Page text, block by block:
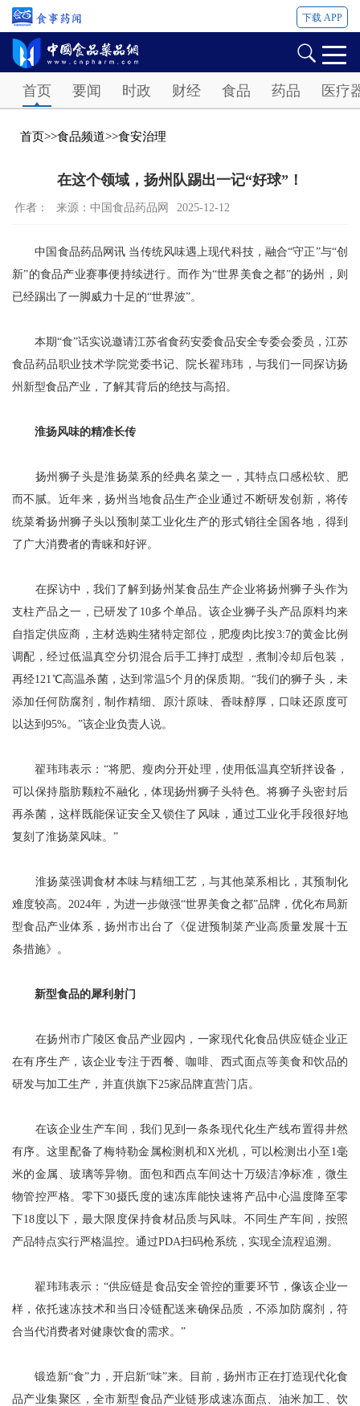
下载 APP
首页 要闻 时政 财经 食品 药品 医疗
首页>>食品频道>>食安治理
在这个领域，扬州队踢出一记“好球”！
作者： 来源：中国食品药品网 2025-12-12
中国食品药品网讯 当传统风味遇上现代科技，融合“守正”与“创
新”的食品产业赛事便持续进行。而作为“世界美食之都”的扬州，则
已经踢出了一脚威力十足的“世界波”。
本期“食”话实说邀请江苏省食药安委食品安全专委会委员，江苏
食品药品职业技术学院党委书记、院长翟玮玮，与我们一同探访扬
州新型食品产业，了解其背后的绝技与高招。
淮扬风味的精准长传
扬州狮子头是淮扬菜系的经典名菜之一，其特点口感松软、肥
而不腻。近年来，扬州当地食品生产企业通过不断研发创新，将传
统菜肴扬州狮子头以预制菜工业化生产的形式销往全国各地，得到
了广大消费者的青睐和好评。
在探访中，我们了解到扬州某食品生产企业将扬州狮子头作为
支柱产品之一，已研发了10多个单品。该企业狮子头产品原料均来
自指定供应商，主材选购生猪特定部位，肥瘦肉比按3:7的黄金比例
调配，经过低温真空分切混合后手工摔打成型，煮制冷却后包装，
再经121℃高温杀菌，达到常温5个月的保质期。“我们的狮子头，未
添加任何防腐剂，制作精细、原汁原味、香味醇厚，口味还原度可
以达到95%。”该企业负责人说。
翟玮玮表示：“将肥、瘦肉分开处理，使用低温真空斩拌设备，
可以保持脂肪颗粒不融化，体现扬州狮子头特色。将狮子头密封后
再杀菌，这样既能保证安全又锁住了风味，通过工业化手段很好地
复刻了淮扬菜风味。”
淮扬菜强调食材本味与精细工艺，与其他菜系相比，其预制化
难度较高。2024年，为进一步做强“世界美食之都”品牌，优化布局新
型食品产业体系，扬州市出台了《促进预制菜产业高质量发展十五
条措施》。
新型食品的犀利射门
在扬州市广陵区食品产业园内，一家现代化食品供应链企业正
在有序生产，该企业专注于西餐、咖啡、西式面点等美食和饮品的
研发与加工生产，并直供旗下25家品牌直营门店。
在该企业生产车间，我们见到一条条现代化生产线布置得井然
有序。这里配备了梅特勒金属检测机和X光机，可以检测出小至1毫
米的金属、玻璃等异物。面包和西点车间达十万级洁净标准，微生
物管控严格。零下30摄氏度的速冻库能快速将产品中心温度降至零
下18度以下，最大限度保持食材品质与风味。不同生产车间，按照
产品特点实行严格温控。通过PDA扫码枪系统，实现全流程追溯。
翟玮玮表示：“供应链是食品安全管控的重要环节，像该企业一
样，依托速冻技术和当日冷链配送来确保品质，不添加防腐剂，符
合当代消费者对健康饮食的需求。”
锻造新“食”力，开启新“味”来。目前，扬州市正在打造现代化食
品产业集聚区，全市新型食品产业链形成速冻面点、油米加工、饮